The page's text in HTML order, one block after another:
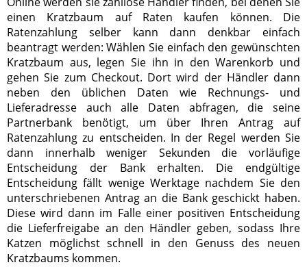
einen Kratzbaum auf Raten kaufen können. Die
Ratenzahlung selber kann dann denkbar einfach
beantragt werden: Wählen Sie einfach den gewünschten
Kratzbaum aus, legen Sie ihn in den Warenkorb und
gehen Sie zum Checkout. Dort wird der Händler dann
neben den üblichen Daten wie Rechnungs- und
Lieferadresse auch alle Daten abfragen, die seine
Partnerbank benötigt, um über Ihren Antrag auf
Ratenzahlung zu entscheiden. In der Regel werden Sie
dann innerhalb weniger Sekunden die vorläufige
Entscheidung der Bank erhalten. Die endgültige
Entscheidung fällt wenige Werktage nachdem Sie den
unterschriebenen Antrag an die Bank geschickt haben.
Diese wird dann im Falle einer positiven Entscheidung
die Lieferfreigabe an den Händler geben, sodass Ihre
Katzen möglichst schnell in den Genuss des neuen
Kratzbaums kommen.